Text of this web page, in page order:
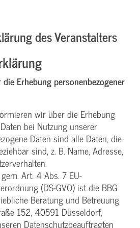
des Veranstalters
Erhebung personenbezogener
wir über die Erhebung
bei Nutzung unserer
Daten sind alle Daten, die
sind, z. B. Name, Adresse,
Art. 4 Abs. 7 EU-
(DS-GVO) ist die BBG
Beratung und Betreuung
152, 40591 Düsseldorf,
Datenschutzbeauftragten